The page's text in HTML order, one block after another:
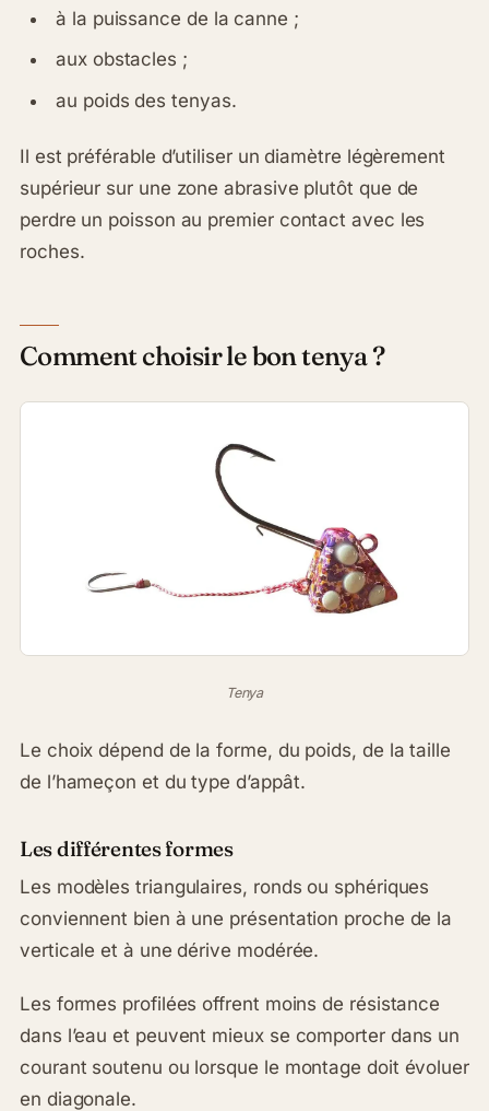
à la puissance de la canne ;
aux obstacles ;
au poids des tenyas.
Il est préférable d’utiliser un diamètre légèrement
supérieur sur une zone abrasive plutôt que de
perdre un poisson au premier contact avec les
roches.
Comment choisir le bon tenya ?
Tenya
Le choix dépend de la forme, du poids, de la taille
de l’hameçon et du type d’appât.
Les différentes formes
Les modèles triangulaires, ronds ou sphériques
conviennent bien à une présentation proche de la
verticale et à une dérive modérée.
Les formes profilées offrent moins de résistance
dans l’eau et peuvent mieux se comporter dans un
courant soutenu ou lorsque le montage doit évoluer
en diagonale.